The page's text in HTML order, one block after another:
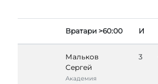
Вратари >60:00 И
Мальков
Сергей
Академия
3